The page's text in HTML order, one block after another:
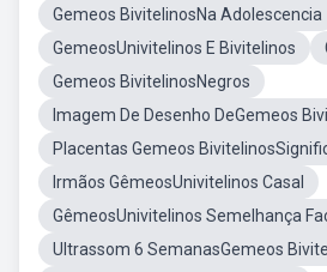
Gemeos BivitelinosNa Adolescencia
GemeosUnivitelinos E Bivitelinos
Gemeos BivitelinosNegros
Imagem De Desenho DeGemeos
Placentas Gemeos
Irmãos GêmeosUnivitelinos Casal
GêmeosUnivitelinos Semelhança
Ultrassom 6 SemanasGemeos